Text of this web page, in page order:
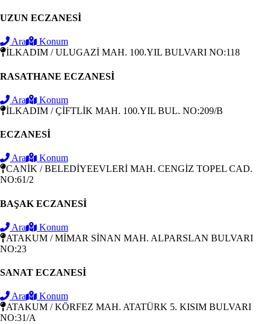
UZUN ECZANESİ
Ara
Konum
İLKADIM / ULUGAZİ MAH. 100.YIL BULVARI NO:118
RASATHANE ECZANESİ
Ara
Konum
İLKADIM / ÇİFTLİK MAH. 100.YIL BUL. NO:209/B
ECZANESİ
Ara
Konum
CANİK / BELEDİYEEVLERİ MAH. CENGİZ TOPEL CAD.
NO:61/2
BAŞAK ECZANESİ
Ara
Konum
ATAKUM / MİMAR SİNAN MAH. ALPARSLAN BULVARI
NO:23
SANAT ECZANESİ
Ara
Konum
ATAKUM / KÖRFEZ MAH. ATATÜRK 5. KISIM BULVARI
NO:31/A